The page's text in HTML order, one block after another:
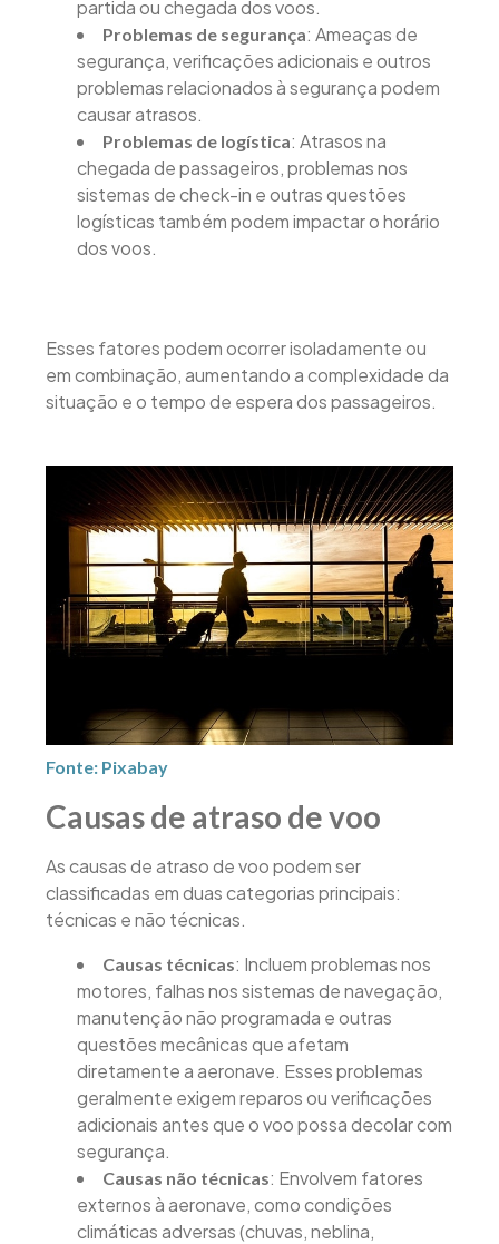
partida ou chegada dos voos.
Problemas de segurança: Ameaças de
segurança, verificações adicionais e outros
problemas relacionados à segurança podem
causar atrasos.
Problemas de logística: Atrasos na
chegada de passageiros, problemas nos
sistemas de check-in e outras questões
logísticas também podem impactar o horário
dos voos.
Esses fatores podem ocorrer isoladamente ou
em combinação, aumentando a complexidade da
situação e o tempo de espera dos passageiros.
Fonte: Pixabay
Causas de atraso de voo
As causas de atraso de voo podem ser
classificadas em duas categorias principais:
técnicas e não técnicas.
Causas técnicas: Incluem problemas nos
motores, falhas nos sistemas de navegação,
manutenção não programada e outras
questões mecânicas que afetam
diretamente a aeronave. Esses problemas
geralmente exigem reparos ou verificações
adicionais antes que o voo possa decolar com
segurança.
Causas não técnicas: Envolvem fatores
externos à aeronave, como condições
climáticas adversas (chuvas, neblina,